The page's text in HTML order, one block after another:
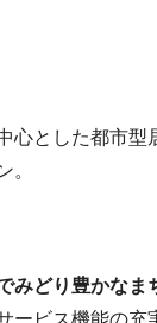
心とした都市
。
みどり豊かなま
ービス機能の